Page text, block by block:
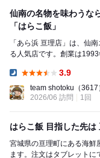
仙南の名物を味わうな
「はらこ飯」
「あら浜 亘理店」は、仙
る人気店です。創業は
3.9
team shotoku （3617
2026/06 訪問
1回
はらこ飯 目指した先は
宮城県の亘理町にある海鮮
ます。注文はタブレット